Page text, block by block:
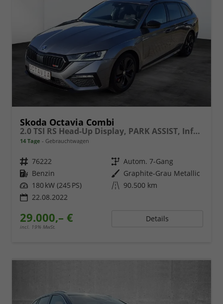
Skoda Octavia Combi
2.0 TSI RS Head-Up Display, PARK ASSIST, Infotainment Columbus
14 Tage Gebrauchtwagen
Fahrzeugnr. 76222 Getriebe Autom. 7-Gang
Kraftstoff Benzin Außenfarbe Graphite-Grau Metallic
Leistung 180 kW (245 PS) Kilometerstand 90.500 km
22.08.2022
29.000,– €
incl. 19% MwSt.
Details